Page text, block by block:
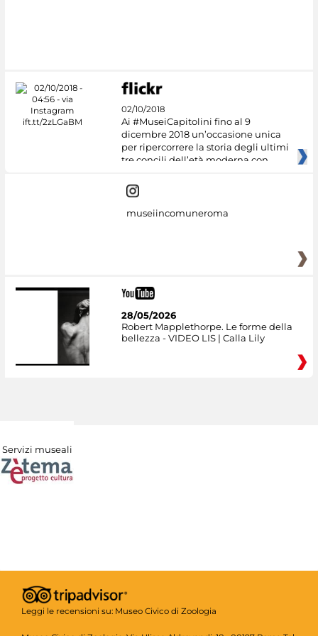
02/10/2018
Ai #MuseiCapitolini fino al 9
dicembre 2018 un’occasione unica
per ripercorrere la storia degli ultimi
tre concili dell’età moderna con
museiincomuneroma
28/05/2026
Robert Mapplethorpe. Le forme della
bellezza - VIDEO LIS | Calla Lily
Servizi museali
Leggi le recensioni su: Museo Civico di Zoologia